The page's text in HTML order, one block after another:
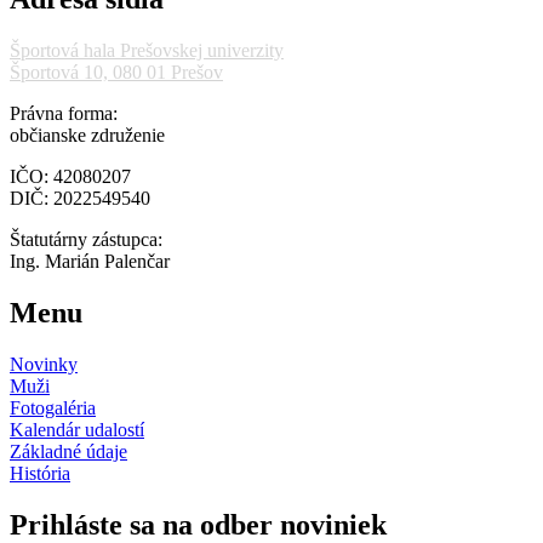
Športová hala Prešovskej univerzity
Športová 10, 080 01 Prešov
Právna forma:
občianske združenie
IČO: 42080207
DIČ: 2022549540
Štatutárny zástupca:
Ing. Marián Palenčar
Menu
Novinky
Muži
Fotogaléria
Kalendár udalostí
Základné údaje
História
Prihláste sa na odber noviniek